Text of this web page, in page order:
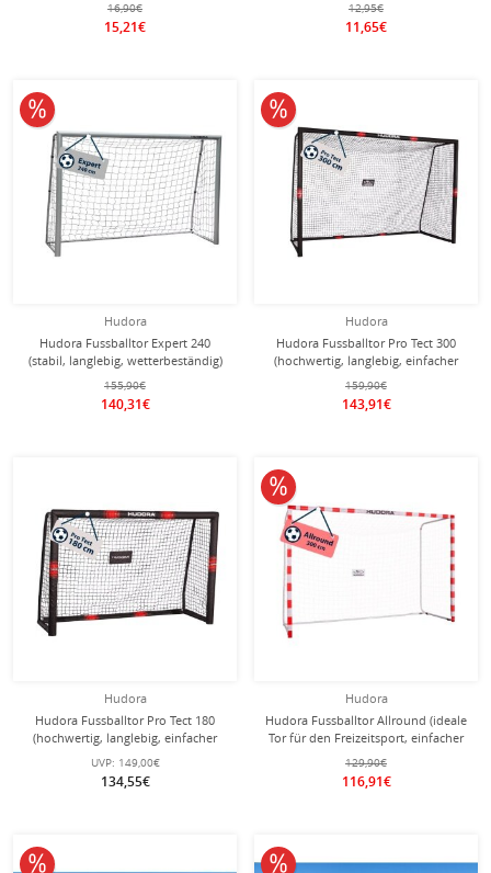
16,90€
15,21€
12,95€
11,65€
Hudora
Hudora Fussballtor Expert 240
(stabil, langlebig, wetterbeständig)
weiss - 240x160x85cm
155,90€
140,31€
10% reduziert
Hudora
Hudora Fussballtor Pro Tect 300
(hochwertig, langlebig, einfacher
Aufbau) schwarz - 300x200x120cm
159,90€
143,91€
10% reduziert
Hudora
Hudora Fussballtor Pro Tect 180
(hochwertig, langlebig, einfacher
Aufbau) schwarz - 180x120x60cm
UVP: 149,00€
134,55€
Hudora
Hudora Fussballtor Allround (ideale
Tor für den Freizeitsport, einfacher
Aufbau) rot - 300x200x110cm
129,90€
116,91€
10% reduziert
10% reduziert 10% reduziert